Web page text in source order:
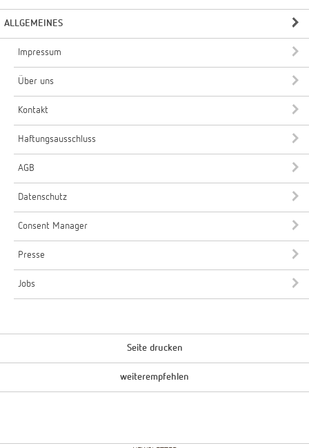
ALLGEMEINES
Impressum
Über uns
Kontakt
Haftungsausschluss
AGB
Datenschutz
Consent Manager
Presse
Jobs
Seite drucken
weiterempfehlen